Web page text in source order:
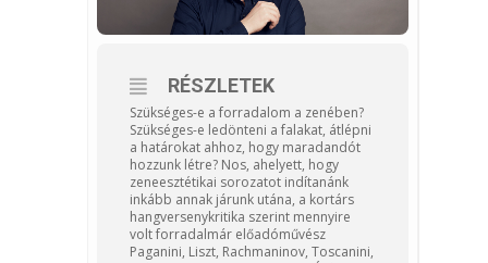
RÉSZLETEK
Szükséges-e a forradalom a zenében?
Szükséges-e ledönteni a falakat, átlépni
a határokat ahhoz, hogy maradandót
hozzunk létre? Nos, ahelyett, hogy
zeneesztétikai sorozatot indítanánk
inkább annak járunk utána, a kortárs
hangversenykritika szerint mennyire
volt forradalmár előadóművész
Paganini, Liszt, Rachmaninov, Toscanini,